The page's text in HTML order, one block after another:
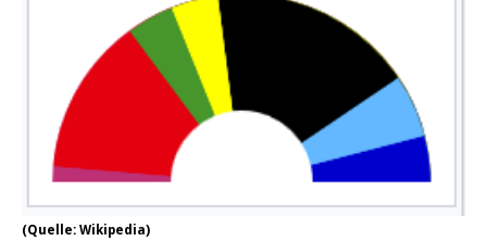
(Quelle: Wikipedia)